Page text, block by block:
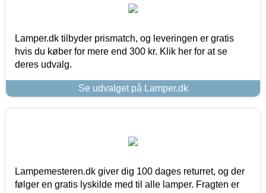
Lamper.dk tilbyder prismatch, og leveringen er gratis
hvis du køber for mere end 300 kr. Klik her for at se
deres udvalg.
Se udvalget på Lamper.dk
Lampemesteren.dk giver dig 100 dages returret, og der
følger en gratis lyskilde med til alle lamper. Fragten er